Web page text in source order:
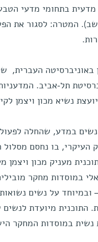
מדעית בתחומי מדעי
המטרה: לסגור את
באוניברסיטה העברית,
תל-אביב.
נשיא מכון ויצמן
נשים במדע, שהחלה
העיקרי, בו נחסם
מעניק מכון ויצמן
במוסדות מחקר
ובמיוחד על נשים
מיועדת לנשים
נשית במוסדות המחקר